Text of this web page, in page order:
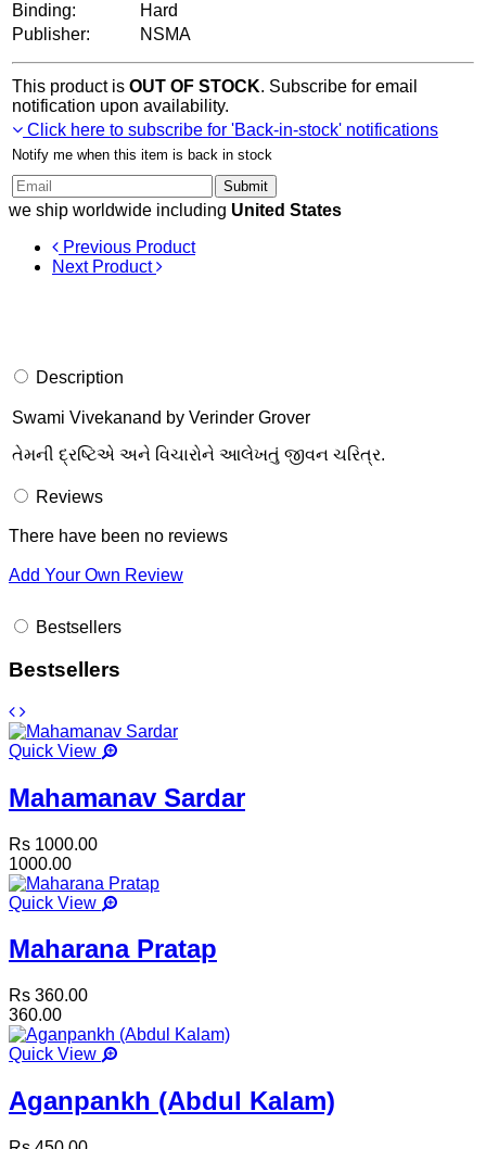
Binding:
Hard
Publisher:
NSMA
This product is OUT OF STOCK. Subscribe for email
notification upon availability.
Click here to subscribe for 'Back-in-stock' notifications
Notify me when this item is back in stock
Submit
we ship worldwide including United States
Previous Product
Next Product
Description
Swami Vivekanand by Verinder Grover
તેમની દ્રષ્ટિએ અને વિચારોને આલેખતું જીવન ચરિત્ર.
Reviews
There have been no reviews
Add Your Own Review
Bestsellers
Bestsellers
Quick View
Mahamanav Sardar
Rs 1000.00
1000.00
Quick View
Maharana Pratap
Rs 360.00
360.00
Quick View
Aganpankh (Abdul Kalam)